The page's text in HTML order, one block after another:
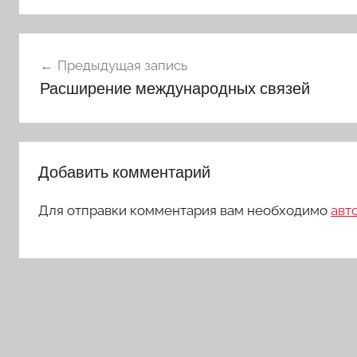
по
записям
Предыдущая запись
Расширение международных связей
Добавить комментарий
Для отправки комментария вам необходимо